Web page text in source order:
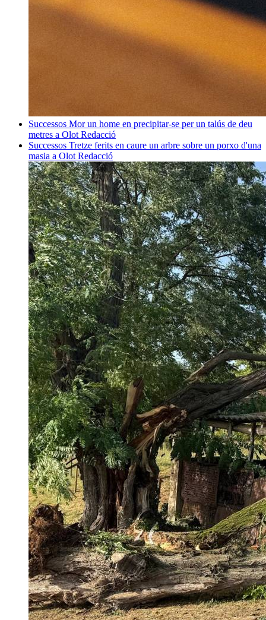
Successos Mor un home en precipitar-se per un talús de deu
metres a Olot Redacció
Successos Tretze ferits en caure un arbre sobre un porxo d'una
masia a Olot Redacció